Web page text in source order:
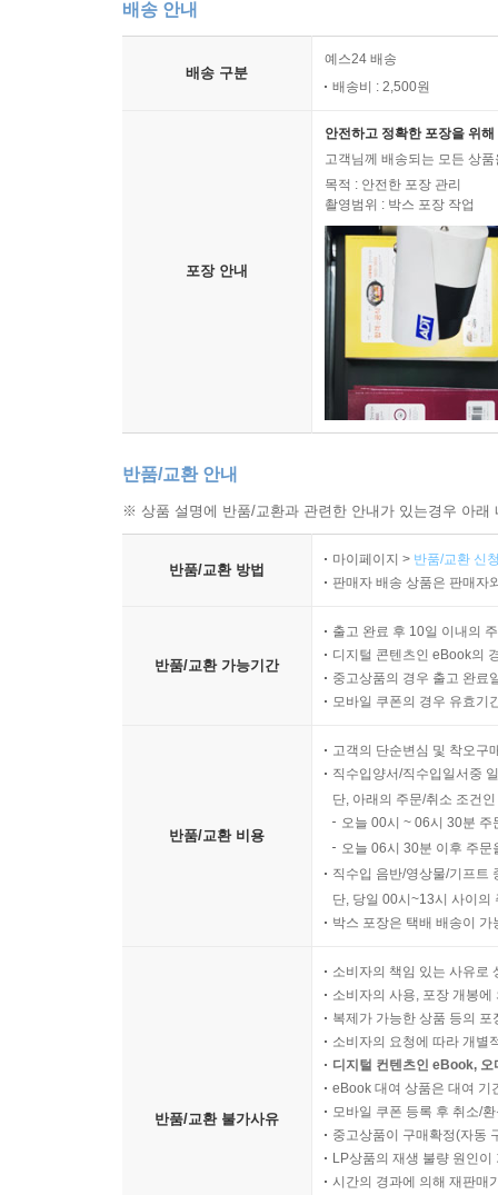
배송 안내
배송 구분
예스24 배송
배송비 : 2,500원
포장 안내
안전하고 정확한 포장을 위
고객님께 배송되는 모든 상
목적 : 안전한 포장 관리
촬영범위 : 박스 포장 작업
반품/교환 안내
※ 상품 설명에 반품/교환과 관련한 안내가 있는경우 아
반품/교환 방법
마이페이지 > 반품/교환 신
판매자 배송 상품은 판매자
반품/교환 가능기간
출고 완료 후 10일 이내의
디지털 콘텐츠인 eBook의
중고상품의 경우 출고 완료
모바일 쿠폰의 경우 유효기
반품/교환 비용
고객의 단순변심 및 착오구
직수입양서/직수입일서중
단, 아래의 주문/취소 조건
오늘 00시 ~ 06시 30분
오늘 06시 30분 이후 주
직수입 음반/영상물/기프트
단, 당일 00시~13시 사이의
박스 포장은 택배 배송이
반품/교환 불가사유
소비자의 책임 있는 사유로
소비자의 사용, 포장 개봉
복제가 가능한 상품 등의
소비자의 요청에 따라 개별
디지털 컨텐츠인 eBook,
eBook 대여 상품은 대여 기
모바일 쿠폰 등록 후 취소/
중고상품이 구매확정(자동
LP상품의 재생 불량 원인
시간의 경과에 의해 재판매